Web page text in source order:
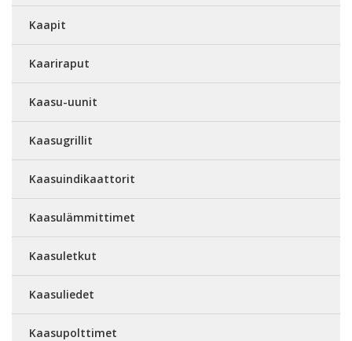
Kaapit
Kaariraput
Kaasu-uunit
Kaasugrillit
Kaasuindikaattorit
Kaasulämmittimet
Kaasuletkut
Kaasuliedet
Kaasupolttimet